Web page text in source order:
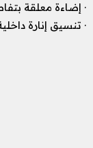
· إضاءة معلقة
· تنسيق إنارة